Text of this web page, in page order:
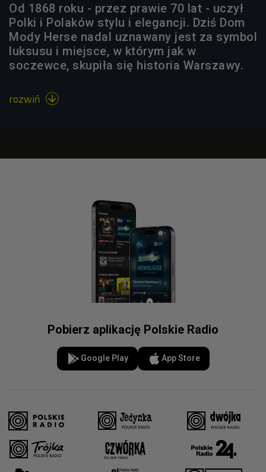
Od 1868 roku - przez prawie 70 lat - uczył
Polki i Polaków stylu i elegancji. Dziś Dom
Mody Herse nadal uznawany jest za symbol
luksusu i miejsce, w którym jak w
soczewce, skupiła się historia Warszawy.
rozwiń 
Pobierz aplikację Polskie Radio
Google Play App Store